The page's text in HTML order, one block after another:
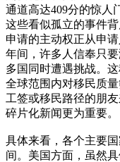
通道高达409分的惊人
这些看似孤立的事件
申请的主动权正从申
年间，许多人信奉只
多国同时遭遇挑战。
全球范围内对移民质
工签或移民路径的朋
碎片化新闻更为重要。
具体来看，各个主要
间。美国方面，虽然